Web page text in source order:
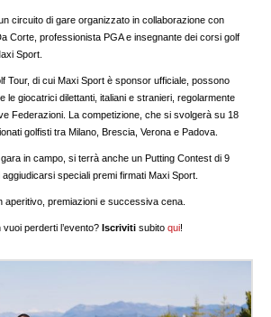
circuito di gare organizzato in collaborazione con
Corte, professionista PGA e insegnante dei corsi golf
Sport.
Tour, di cui Maxi Sport è sponsor ufficiale, possono
le giocatrici dilettanti, italiani e stranieri, regolarmente
Federazioni. La competizione, che si svolgerà su 18
golfisti tra Milano, Brescia, Verona e Padova.
in campo, si terrà anche un Putting Contest di 9
speciali premi firmati Maxi Sport.
aperitivo, premiazioni e successiva cena.
perderti l’evento?Iscriviti subitoqui!